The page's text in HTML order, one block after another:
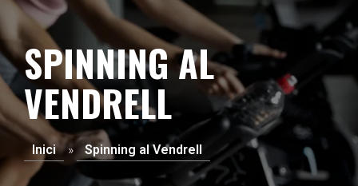
SPINNING AL
VENDRELL
Inici » Spinning al Vendrell